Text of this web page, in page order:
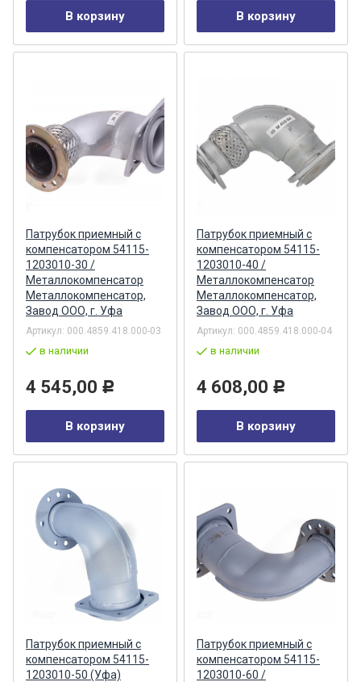
В корзину В корзину
Патрубок приемный с
компенсатором 54115-
1203010-30 /
Металлокомпенсатор
Металлокомпенсатор,
Завод ООО, г. Уфа
Артикул: 000.4859.418.000-03
в наличии
4 545,00 Р
В корзину
Патрубок приемный с
компенсатором 54115-
1203010-40 /
Металлокомпенсатор
Металлокомпенсатор,
Завод ООО, г. Уфа
Артикул: 000.4859.418.000-04
в наличии
4 608,00 Р
В корзину
Патрубок приемный с
компенсатором 54115-
1203010-50 (Уфа)
Патрубок приемный с
компенсатором 54115-
1203010-60 /